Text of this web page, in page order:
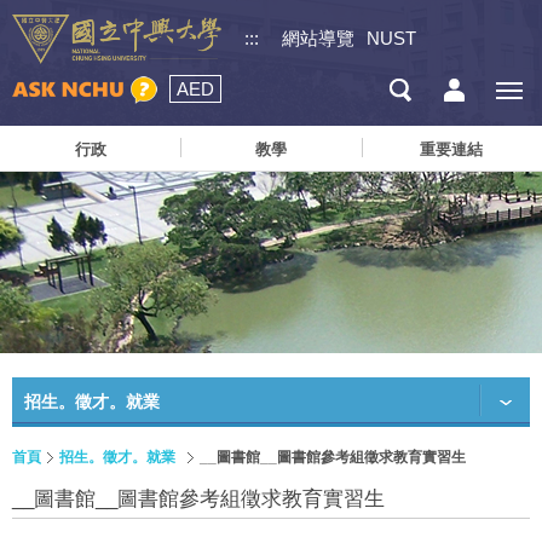
::: 網站導覽 NUST
AED
行政 教學 重要連結
招生。徵才。就業
首頁 招生。徵才。就業 __圖書館__圖書館參考組徵求教育實習生
__圖書館__圖書館參考組徵求教育實習生